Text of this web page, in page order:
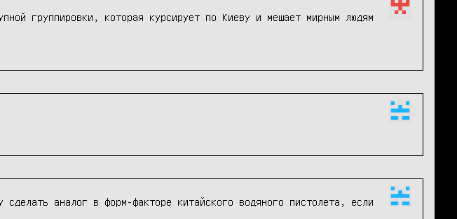
группировки, которая курсирует по Киеву и мешает мирным людям
аналог в форм-факторе китайского водяного пистолета, если